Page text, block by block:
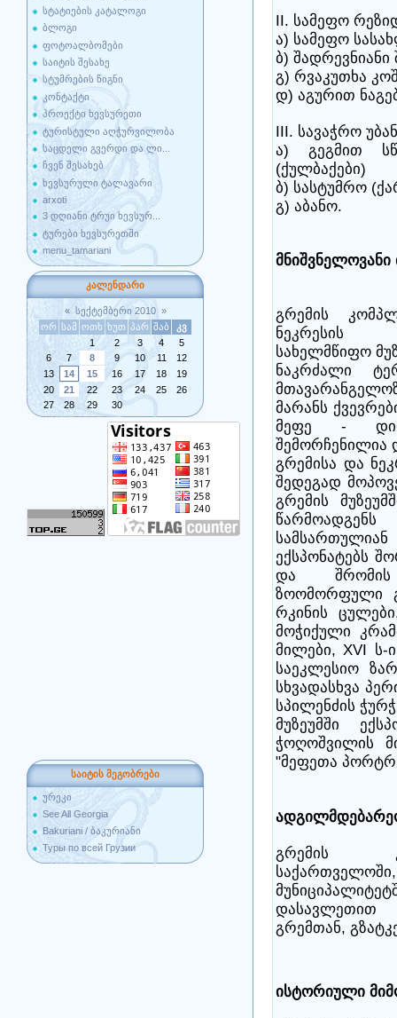
სტატიების კატალოგი
ბლოგი
ფოტოალბომები
საიტის შესახე
სტუმრების წიგნი
კონტაქტი
პროექტი ხევსურეთი
ტურისტული აღჭურვილობა
საცდელი გვერდი და ლი...
ჩვენ შესახებ
ხევსურული ტალავარი
arxoti
3 დღიანი ტრუი ხევსურ...
ტურები ხევსურეთში
menu_tamariani
კალენდარი
« სექტემბერი 2010 »
ორ
სამ ოთხ ხუთ პარ შაბ
კვ
1
2 3 4
5
6
7 8 9 10 11
12
13
14 15 16 17 18
19
20
21 22 23 24 25
26
27
28 29 30
საიტის მეგობრები
ურეკი
See All Georgia
Bakuriani / ბაკურიანი
Туры по всей Грузии
II. სამეფო
ა) სამეფო
ბ) შადრევნიანი
გ) რვაკუთხა
დ) აგურით
III. სავაჭრო
ა) გეგმით
(ქულბაქები)
ბ) სასტუმრო
გ) აბანო.
გრემის
ნეკრესის
სახელმწიფო
ნაკრძალი
მარანს
მეფე -
შემორჩენილია
გრემისა და
შედეგად
გრემის
ექსპონატებს
და შრომის
ზოომორფული
რკინის
მოჭიქული
მილები, XVI ს-
საეკლესიო
სხვადასხვა
სპილენძის
მუზეუმში
ჭოღოშვილის
"მეფეთა
გრემის
გრემთან,
ისტორიული